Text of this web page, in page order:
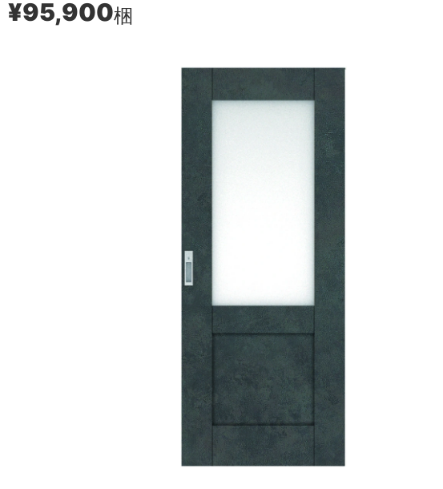
¥95,900梱